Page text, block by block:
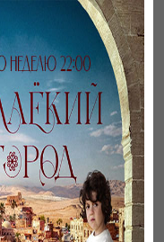
Үзілген жапырақтар